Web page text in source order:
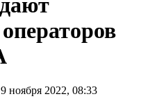
ноября 2022, 08:33